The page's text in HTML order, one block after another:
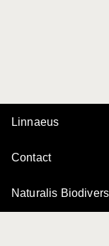
Linnaeus
Contact
Naturalis